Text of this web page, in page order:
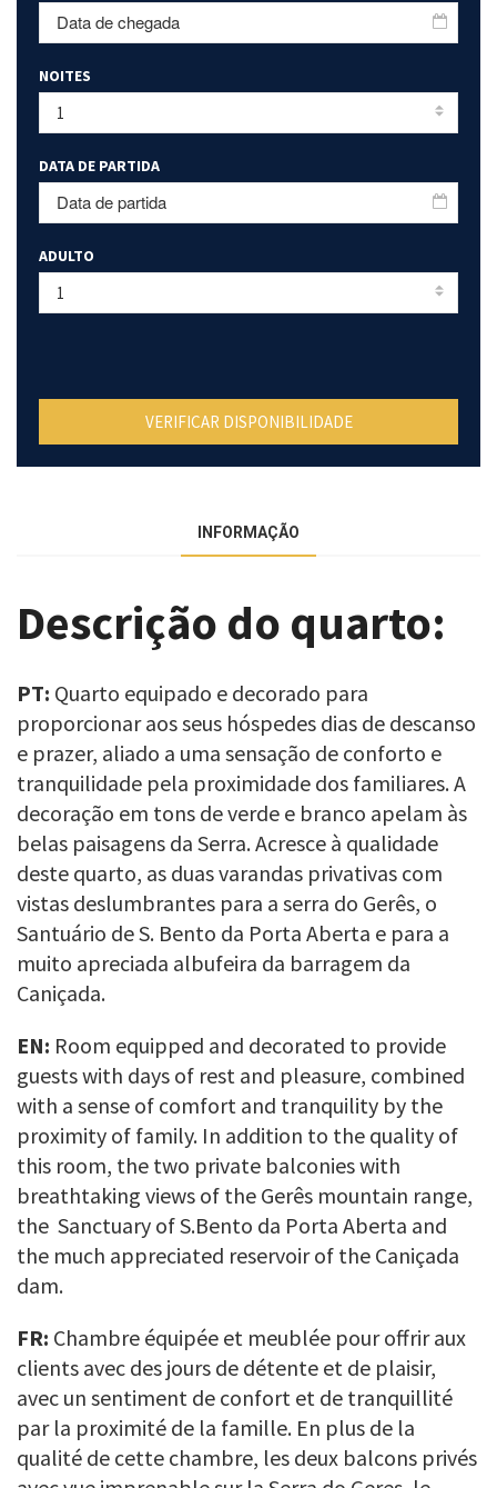
NOITES
DATA DE PARTIDA
ADULTO
VERIFICAR DISPONIBILIDADE
INFORMAÇÃO
Descrição do quarto:
PT: Quarto equipado e decorado para
proporcionar aos seus hóspedes dias de descanso
e prazer, aliado a uma sensação de conforto e
tranquilidade pela proximidade dos familiares. A
decoração em tons de verde e branco apelam às
belas paisagens da Serra. Acresce à qualidade
deste quarto, as duas varandas privativas com
vistas deslumbrantes para a serra do Gerês, o
Santuário de S. Bento da Porta Aberta e para a
muito apreciada albufeira da barragem da
Caniçada.
EN: Room equipped and decorated to provide
guests with days of rest and pleasure, combined
with a sense of comfort and tranquility by the
proximity of family. In addition to the quality of
this room, the two private balconies with
breathtaking views of the Gerês mountain range,
the Sanctuary of S.Bento da Porta Aberta and
the much appreciated reservoir of the Caniçada
dam.
FR: Chambre équipée et meublée pour offrir aux
clients avec des jours de détente et de plaisir,
avec un sentiment de confort et de tranquillité
par la proximité de la famille. En plus de la
qualité de cette chambre, les deux balcons privés